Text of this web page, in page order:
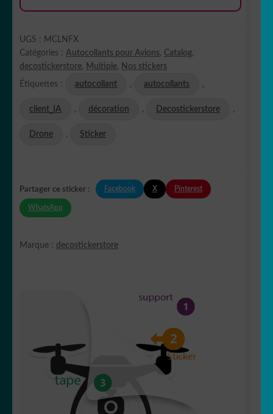
UGS :
MCLNFX
Catégories : Autocollants pour Avions, Catalog,
decostickerstore, Multiple, Nos stickers
Étiquettes : autocollant , autocollants ,
client_IA , décoration , Decostickerstore ,
Drone , Sticker
Partager ce sticker : Facebook X Pinterest
WhatsApp
Marque : decostickerstore